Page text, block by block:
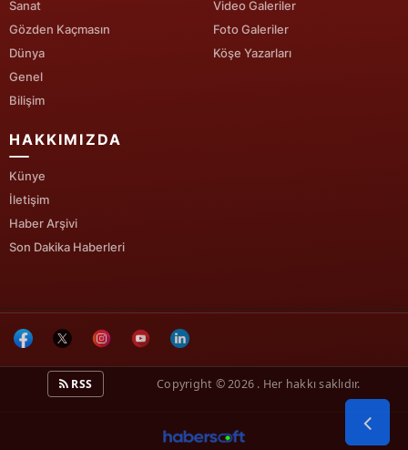
Sanat
Gözden Kaçmasın
Dünya
Genel
Bilişim
Video Galeriler
Foto Galeriler
Köşe Yazarları
HAKKIMIZDA
Künye
İletişim
Haber Arşivi
Son Dakika Haberleri
RSS Copyright © 2026 . Her hakkı saklıdır.